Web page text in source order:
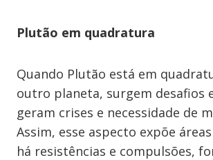
Plutão em quadratura
Quando Plutão está em
outro planeta, surgem desafios
geram crises e necessidade de
Assim, esse aspecto expõe
há resistências e compulsões,